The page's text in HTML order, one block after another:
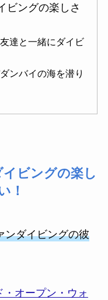
ビングの楽しさ
達と一緒にダイビ
ンバイの海を潜り
ビングの楽し
！
ンダイビングの彼
・オープン・ウォ